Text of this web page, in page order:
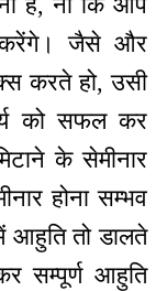
जैसे और
करते हो, उसी
को सफल कर
के सेमीनार
होना सम्भव
आहुति तो डालते
सम्पूर्ण आहुति